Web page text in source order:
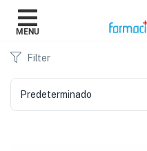
MENU
Filter
Predeterminado